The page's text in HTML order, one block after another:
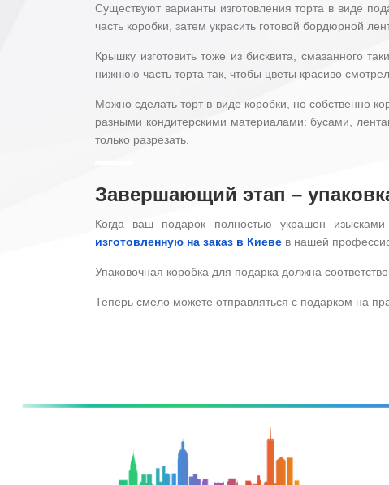
Существуют варианты изготовления торта в виде
часть коробки, затем украсить готовой бордюрной
Крышку изготовить тоже из бисквита, смазанного
нижнюю часть торта так, чтобы цветы красиво
Можно сделать торт в виде коробки, но собственно
разными кондитерскими материалами: бусами,
только разрезать.
Завершающий этап –
Когда ваш подарок полностью украшен
изготовленную на заказ в Киеве в нашей
Упаковочная коробка для подарка должна
Теперь смело можете отправляться с подарком на